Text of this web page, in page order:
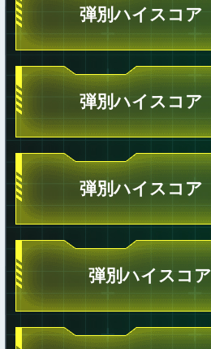
弾別ハイスコア
弾別ハイスコア
弾別ハイスコア
弾別ハイスコ